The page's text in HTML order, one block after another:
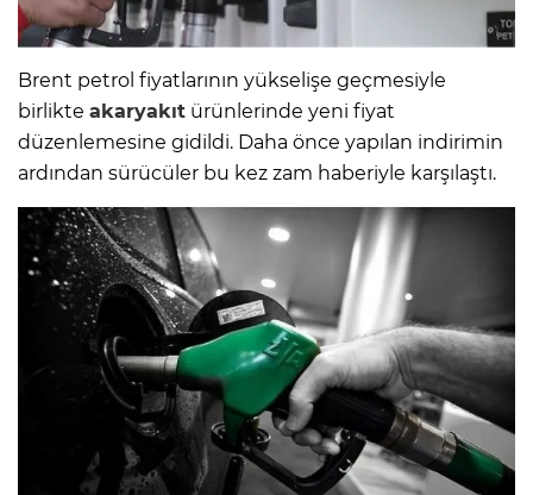
Brent petrol fiyatlarının yükselişe geçmesiyle
birlikte akaryakıt ürünlerinde yeni fiyat
düzenlemesine gidildi. Daha önce yapılan indirimin
ardından sürücüler bu kez zam haberiyle karşılaştı.